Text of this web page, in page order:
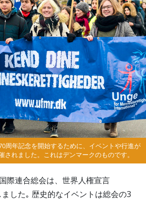
周年記念を開始するために、イベントや行進が
されました。これはデンマークのものです。
際連合総会は、世界人権宣言
ました｡ 歴史的なイベントは総会の3